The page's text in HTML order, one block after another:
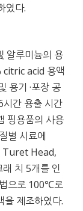
였다.
알루미늄의 용
citric acid 용액
용기 ·포장 공
간 용출 시간
핑용품의 사용
별 시료에
Head,
치 5개를 인
으로 100℃로
을 제조하였다.